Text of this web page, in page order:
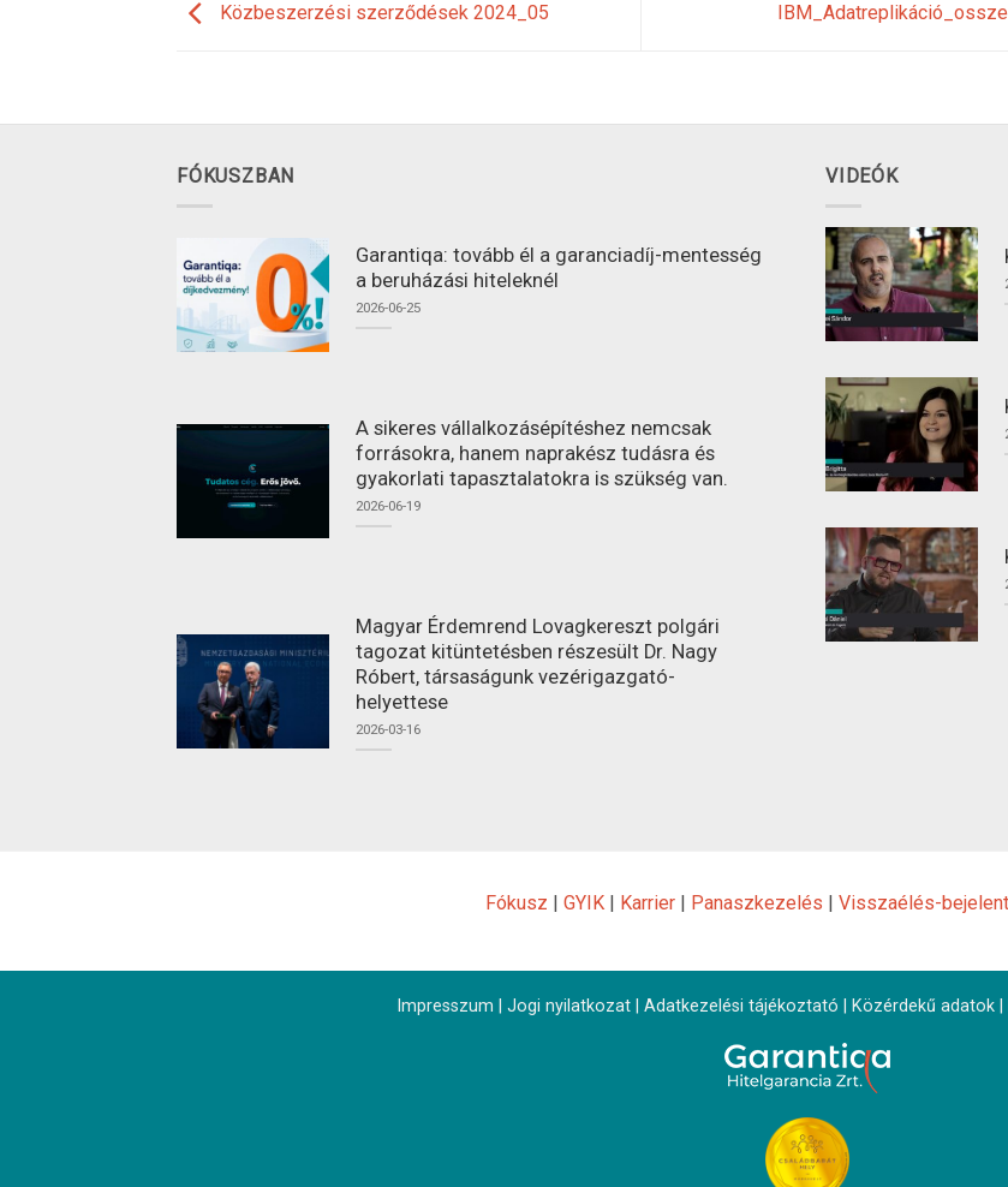
Közbeszerzési szerződések 2024_05
FÓKUSZBAN
Garantiqa: tovább él a garanciadíj-mentesség
a beruházási hiteleknél
2026-06-25
A sikeres vállalkozásépítéshez nemcsak
forrásokra, hanem naprakész tudásra és
gyakorlati tapasztalatokra is szükség van.
2026-06-19
Magyar Érdemrend Lovagkereszt polgári
tagozat kitüntetésben részesült Dr. Nagy
Róbert, társaságunk vezérigazgató-
helyettese
2026-03-16
VIDEÓK
Fókusz | GYIK| Karrier| Panaszkezelés | Visszaélés-
Impresszum Jogi nyilatkozat| Adatkezelési tájékoztató Közérdekű adatok|